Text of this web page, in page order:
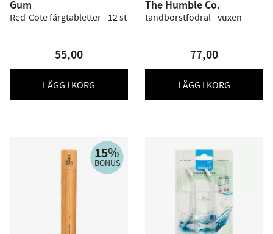
Gum
Red-Cote färgtabletter - 12 st
55,00
LÄGG I KORG
The Humble Co.
tandborstfodral - vuxen
77,00
LÄGG I KORG
15%
BONUS